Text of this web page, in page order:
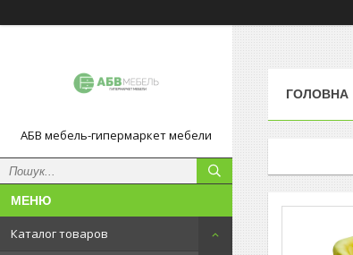
АБВ мебель-гипермаркет мебели
Каталог товаров
ГОЛОВНА